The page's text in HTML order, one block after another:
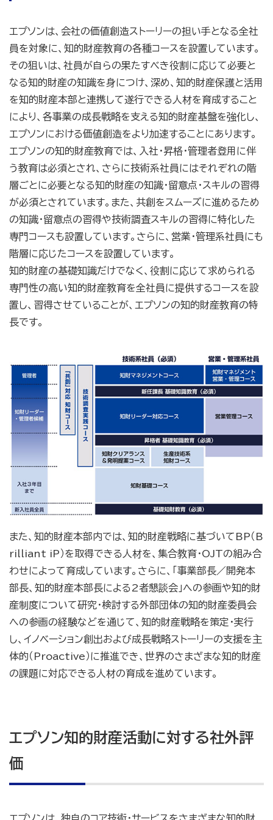
エプソンは、会社の価値創造ストーリーの担い手となる全社
員を対象に、知的財産教育の各種コースを設置しています。
その狙いは、社員が自らの果たすべき役割に応じて必要と
なる知的財産の知識を身につけ、深め、知的財産保護と活用
を知的財産本部と連携して遂行できる人材を育成すること
により、各事業の成長戦略を支える知的財産基盤を強化し、
エプソンにおける価値創造をより加速することにあります。
エプソンの知的財産教育では、入社・昇格・管理者登用に伴
う教育は必須とされ、さらに技術系社員にはそれぞれの階
層ごとに必要となる知的財産の知識・留意点・スキルの習得
が必須とされています。また、共創をスムーズに進めるため
の知識・留意点の習得や技術調査スキルの習得に特化した
専門コースも設置しています。さらに、営業・管理系社員にも
階層に応じたコースを設置しています。
知的財産の基礎知識だけでなく、役割に応じて求められる
専門性の高い知的財産教育を全社員に提供するコースを設
置し、習得させていることが、エプソンの知的財産教育の特
長です。
また、知的財産本部内では、知的財産戦略に基づいてBP（B
rilliant iP）を取得できる人材を、集合教育・OJTの組み合
わせによって育成しています。さらに、「事業部長／開発本
部長、知的財産本部長による2者懇談会」への参画や知的財
産制度について研究・検討する外部団体の知的財産委員会
への参画の経験などを通じて、知的財産戦略を策定・実行
し、イノベーション創出および成長戦略ストーリーの支援を主
体的（Proactive）に推進でき、世界のさまざまな知的財産
の課題に対応できる人材の育成を進めています。
エプソン知的財産活動に対する社外評
価